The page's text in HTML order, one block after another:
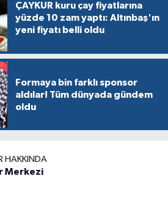
ÇAYKUR kuru çay fiyatlarına
yüzde 10 zam yaptı: Altınbaş'ın
yeni fiyatı belli oldu
Formaya bin farklı sponsor
aldılar! Tüm dünyada gündem
oldu
HAKKINDA
Merkezi